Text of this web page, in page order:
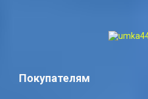
Покупателям